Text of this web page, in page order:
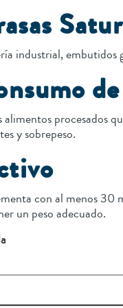
industrial, embutidos
procesados
y sobrepeso.
con al menos
un peso adecuado.